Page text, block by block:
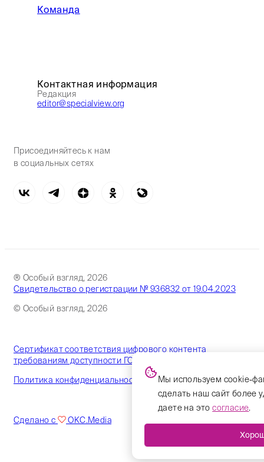
Команда
Контактная информация
Редакция
editor@specialview.org
Присоединяйтесь к нам
в социальных сетях
® Особый взгляд, 2026
Свидетельство о регистрации № 936832 от 19.04.2023
© Особый взгляд, 2026
Сертификат соответствия цифрового контента
требованиям доступности ГОСТ
Политика конфиденциальности
Сделано с OKC.Media
Мы используем cookie-
сделать наш сайт более
даете на этосогласие.